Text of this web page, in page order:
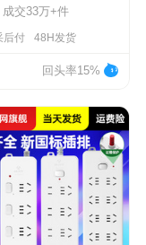
成交33万+件
后付 48H发货
回头率15%